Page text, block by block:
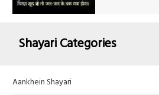
Shayari Categories
Aankhein Shayari